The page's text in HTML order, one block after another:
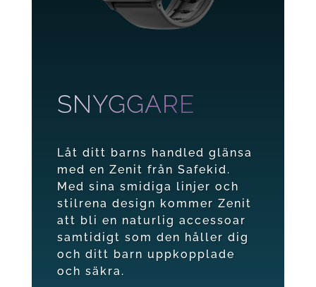
SNYGGARE
Låt ditt barns handled glänsa
med en Zenit från Safekid.
Med sina smidiga linjer och
stilrena design kommer Zenit
att bli en naturlig accessoar
samtidigt som den håller dig
och ditt barn uppkopplade
och säkra.